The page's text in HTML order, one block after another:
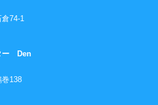
74-1
ー Den
138